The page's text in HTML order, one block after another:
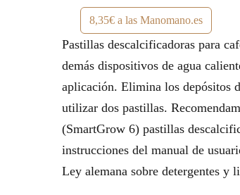
8,35€ a las Manomano.es
Pastillas descalcificadoras para
demás dispositivos de agua
aplicación. Elimina los depósitos
utilizar dos pastillas.
(SmartGrow 6) pastillas
instrucciones del manual de
Ley alemana sobre detergentes y